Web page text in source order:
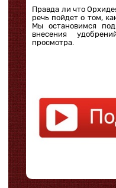
Правда ли что
речь пойдет о том,
Мы остановимся
внесения
просмотра.